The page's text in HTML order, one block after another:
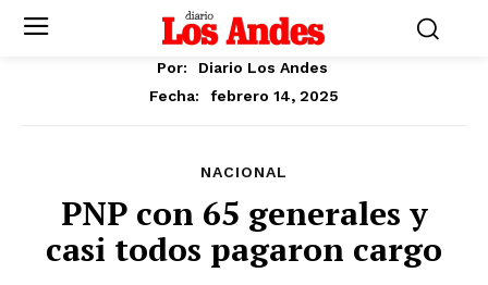
Por:
Diario Los Andes
Fecha:
febrero 14, 2025
NACIONAL
PNP con 65 generales y
casi todos pagaron cargo